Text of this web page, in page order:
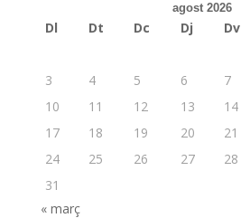
agost 2026
Dl Dt Dc Dj Dv
3
4 5 6 7
10
11 12 13 14
17
18 19 20 21
24
25 26 27 28
31
« març